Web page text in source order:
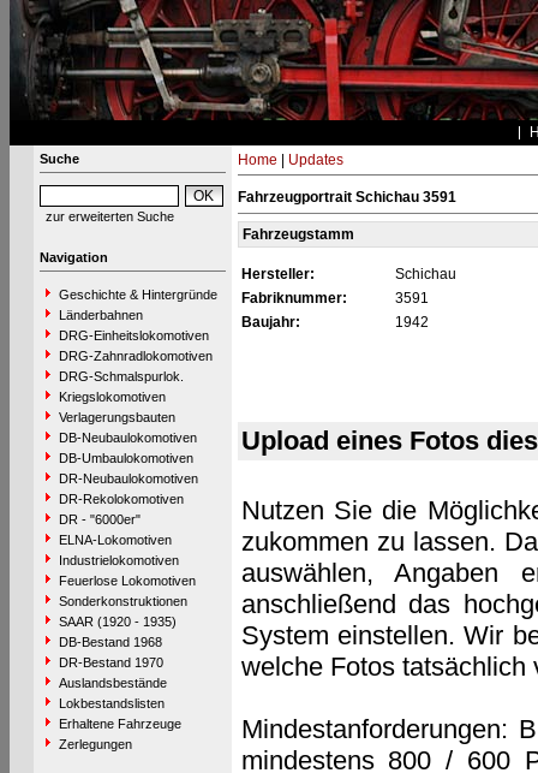
Suche
zur erweiterten Suche
Navigation
Geschichte & Hintergründe
Länderbahnen
DRG-Einheitslokomotiven
DRG-Zahnradlokomotiven
DRG-Schmalspurlok.
Kriegslokomotiven
Verlagerungsbauten
DB-Neubaulokomotiven
DB-Umbaulokomotiven
DR-Neubaulokomotiven
DR-Rekolokomotiven
DR - "6000er"
ELNA-Lokomotiven
Industrielokomotiven
Feuerlose Lokomotiven
Sonderkonstruktionen
SAAR (1920 - 1935)
DB-Bestand 1968
DR-Bestand 1970
Auslandsbestände
Lokbestandslisten
Erhaltene Fahrzeuge
Zerlegungen
Home Updates
Fahrzeugportrait Schichau 3591
Fahrzeugstamm
Hersteller:
Schichau
Fabriknummer:
3591
Baujahr:
1942
Upload eines Fotos
Nutzen Sie die
zukommen zu lassen.
auswählen, Angaben
anschließend das
System einstellen. Wir
welche Fotos tatsächlich
Mindestanforderungen:
mindestens 800 / 600